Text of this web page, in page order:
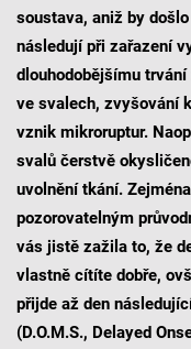
soustava, aniž by
následují při zařazení
dlouhodobějšímu
ve svalech, zvyšování
vznik mikroruptur.
svalů čerstvě
uvolnění tkání.
pozorovatelným
vás jistě zažila to, že
vlastně cítíte dobře,
přijde až den
(D.O.M.S., Delayed